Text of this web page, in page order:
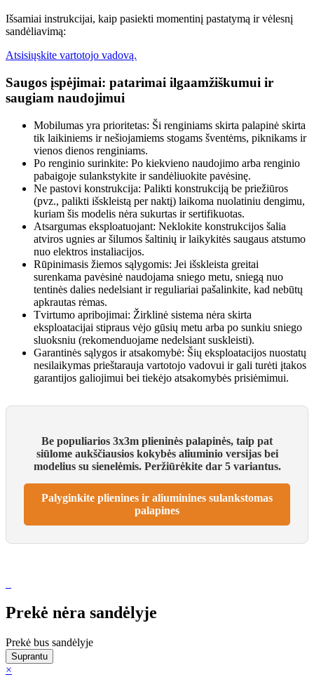
Išsamiai instrukcijai, kaip pasiekti momentinį pastatymą ir vėlesnį
sandėliavimą:
Atsisiųskite vartotojo vadovą.
Saugos įspėjimai: patarimai ilgaamžiškumui ir
saugiam naudojimui
Mobilumas yra prioritetas: Ši renginiams skirta palapinė skirta
tik laikiniems ir nešiojamiems stogams šventėms, piknikams ir
vienos dienos renginiams.
Po renginio surinkite: Po kiekvieno naudojimo arba renginio
pabaigoje sulankstykite ir sandėliuokite pavėsinę.
Ne pastovi konstrukcija: Palikti konstrukciją be priežiūros
(pvz., palikti išskleistą per naktį) laikoma nuolatiniu dengimu,
kuriam šis modelis nėra sukurtas ir sertifikuotas.
Atsargumas eksploatuojant: Neklokite konstrukcijos šalia
atviros ugnies ar šilumos šaltinių ir laikykitės saugaus atstumo
nuo elektros instaliacijos.
Rūpinimasis žiemos sąlygomis: Jei išskleista greitai
surenkama pavėsinė naudojama sniego metu, sniegą nuo
tentinės dalies nedelsiant ir reguliariai pašalinkite, kad nebūtų
apkrautas rėmas.
Tvirtumo apribojimai: Žirklinė sistema nėra skirta
eksploatacijai stipraus vėjo gūsių metu arba po sunkiu sniego
sluoksniu (rekomenduojame nedelsiant suskleisti).
Garantinės sąlygos ir atsakomybė: Šių eksploatacijos nuostatų
nesilaikymas prieštarauja vartotojo vadovui ir gali turėti įtakos
garantijos galiojimui bei tiekėjo atsakomybės prisiėmimui.
Be populiarios 3x3m plieninės palapinės, taip pat
siūlome aukščiausios kokybės aliuminio versijas bei
modelius su sienelėmis. Peržiūrėkite dar 5 variantus.
Palyginkite plienines ir aliuminines sulankstomas
palapines
Prekė nėra sandėlyje
Prekė bus sandėlyje
Suprantu
×